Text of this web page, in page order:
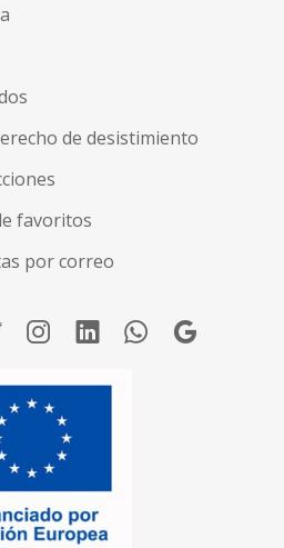
de desistimiento
favoritos
por correo